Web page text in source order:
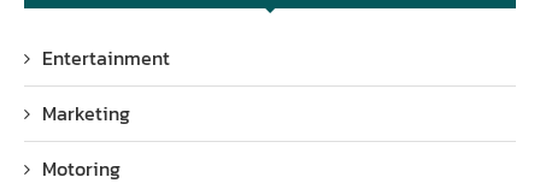
Entertainment
Marketing
Motoring